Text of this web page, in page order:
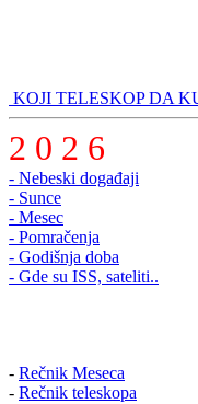
KOJI TELESKOP DA
2 0 2 6
- Nebeski događaji
- Sunce
- Mesec
- Pomračenja
- Godišnja doba
- Gde su ISS, sateliti..
- Rečnik Meseca
- Rečnik teleskopa